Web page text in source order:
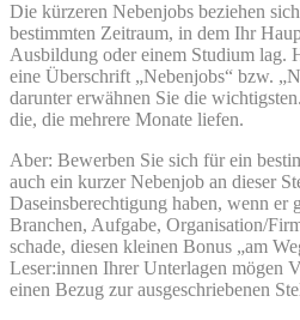
Die kürzeren Nebenjobs beziehen
bestimmten Zeitraum, in dem Ihr
Ausbildung oder einem Studium lag.
eine Überschrift „Nebenjobs“ bzw.
darunter erwähnen Sie die
die, die mehrere Monate liefen.
Aber: Bewerben Sie sich für ein
auch ein kurzer Nebenjob an dieser
Daseinsberechtigung haben, wenn er
Branchen, Aufgabe, Organisation/
schade, diesen kleinen Bonus „am
Leser:innen Ihrer Unterlagen mögen
einen Bezug zur ausgeschriebenen